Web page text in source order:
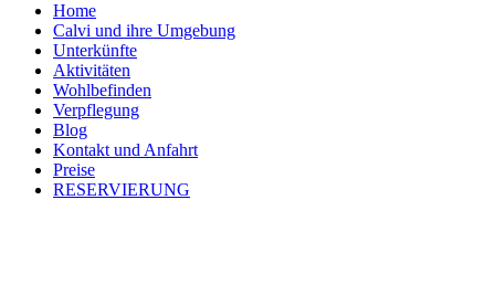
Home
Calvi und ihre Umgebung
Unterkünfte
Aktivitäten
Wohlbefinden
Verpflegung
Blog
Kontakt und Anfahrt
Preise
RESERVIERUNG